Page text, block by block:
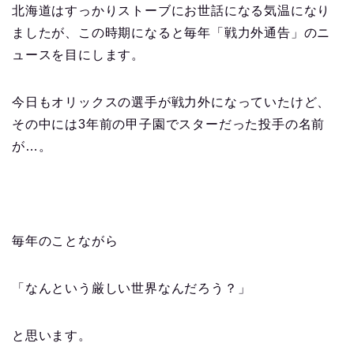
北海道はすっかりストーブにお世話になる気温になり
ましたが、この時期になると毎年「戦力外通告」のニ
ュースを目にします。
今日もオリックスの選手が戦力外になっていたけど、
その中には3年前の甲子園でスターだった投手の名前
が…。
毎年のことながら
「なんという厳しい世界なんだろう？」
と思います。